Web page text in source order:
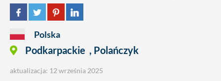
Polska
Podkarpackie , Polańczyk
aktualizacja: 12 września 2025